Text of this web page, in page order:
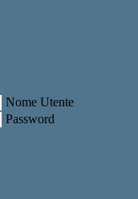
Nome Utente
Password